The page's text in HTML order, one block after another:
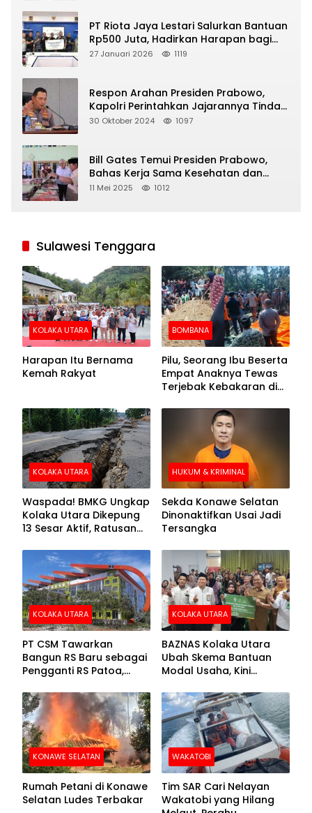
PT Riota Jaya Lestari Salurkan Bantuan
Rp500 Juta, Hadirkan Harapan bagi
Korban Bencana di Sumatera
27 Januari 2026 1119
Respon Arahan Presiden Prabowo,
Kapolri Perintahkan Jajarannya Tindak
Tegas Pelaku Judi Online
30 Oktober 2024 1097
Bill Gates Temui Presiden Prabowo,
Bahas Kerja Sama Kesehatan dan
Program Makan Bergizi Gratis
11 Mei 2025 1012
Sulawesi Tenggara
KOLAKA UTARA
Harapan Itu Bernama
Kemah Rakyat
BOMBANA
Pilu, Seorang Ibu Beserta
Empat Anaknya Tewas
Terjebak Kebakaran di
KOLAKA UTARA
Waspada! BMKG Ungkap
Kolaka Utara Dikepung
13 Sesar Aktif, Ratusan
HUKUM & KRIMINAL
Sekda Konawe Selatan
Dinonaktifkan Usai Jadi
Tersangka
KOLAKA UTARA
PT CSM Tawarkan
Bangun RS Baru sebagai
Pengganti RS Patoa,
Kolut
KOLAKA UTARA
BAZNAS Kolaka Utara
Ubah Skema Bantuan
Modal Usaha, Kini
Barang Senilai Rp419,5
Juta
KONAWE SELATAN
Rumah Petani di Konawe
Selatan Ludes Terbakar
WAKATOBI
Tim SAR Cari Nelayan
Wakatobi yang Hilang